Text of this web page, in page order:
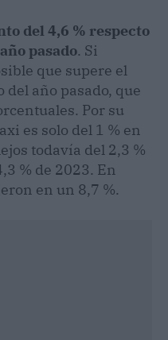
del 4,6 % respecto
pasado. Si
que supere el
año pasado, que
Por su
es solo del 1 % en
todavía del 2,3 %
% de 2023. En
en un 8,7 %.